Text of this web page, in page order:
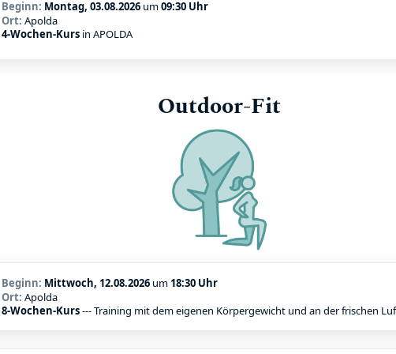
Beginn: Montag, 03.08.2026 um09:30 Uhr
Ort: Apolda
4-Wochen-Kurs in APOLDA
Outdoor-Fit
Beginn: Mittwoch, 12.08.2026 um 18:30 Uhr
Ort: Apolda
8-Wochen-Kurs--- Training mit dem eigenen Körpergewicht und an der frischen